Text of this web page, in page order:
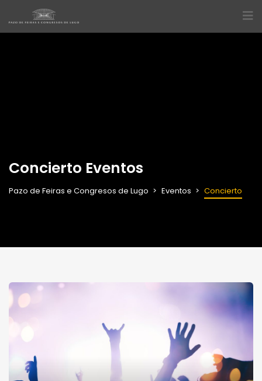
Concierto Eventos
Pazo de Feiras e Congresos de Lugo Eventos Concierto